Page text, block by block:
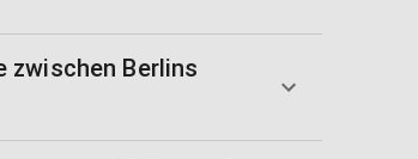
zwischen Berlins